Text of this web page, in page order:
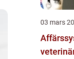
03 mars
veterinärer så